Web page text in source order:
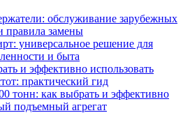
обслуживание зарубежных
правила замены
универсальное решение для
и быта
и эффективно использовать
практический гид
тонн: как выбрать и эффективно
подъемный агрегат